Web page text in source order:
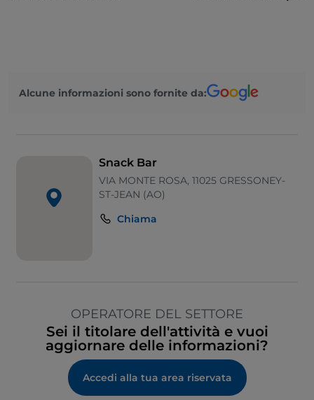
Si parla francese
Alcune informazioni sono fornite da:
Snack Bar
VIA MONTE ROSA, 11025 GRESSONEY-
ST-JEAN (AO)
Chiama
OPERATORE DEL SETTORE
Sei il titolare dell'attività e vuoi
aggiornare delle informazioni?
Accedi alla tua area riservata